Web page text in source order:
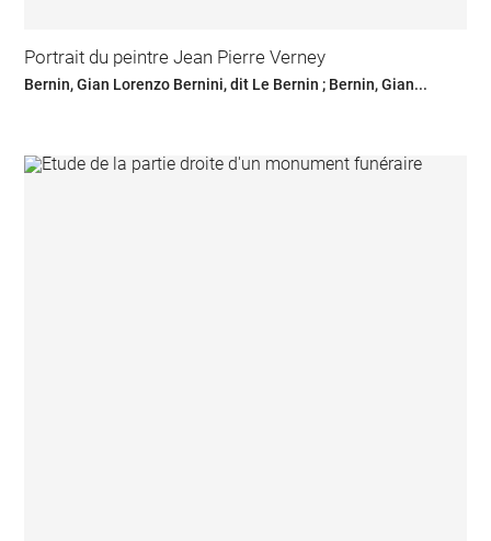
Portrait du peintre Jean Pierre Verney
Bernin, Gian Lorenzo Bernini, dit Le Bernin ; Bernin, Gian...